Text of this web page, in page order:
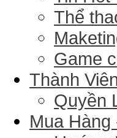
Thể
Game
Thành
Quyền
Mua Hàng